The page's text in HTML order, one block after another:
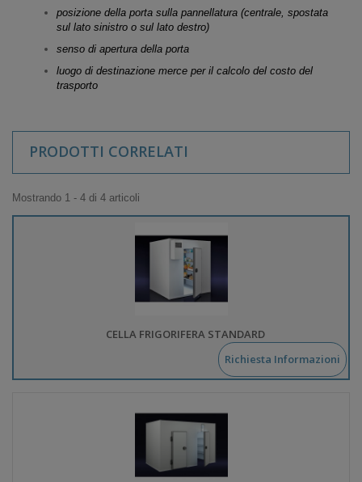
posizione della porta sulla pannellatura (centrale, spostata
sul lato sinistro o sul lato destro)
senso di apertura della porta
luogo di destinazione merce per il calcolo del costo del
trasporto
PRODOTTI CORRELATI
Mostrando 1 - 4 di 4 articoli
CELLA FRIGORIFERA STANDARD
Richiesta Informazioni